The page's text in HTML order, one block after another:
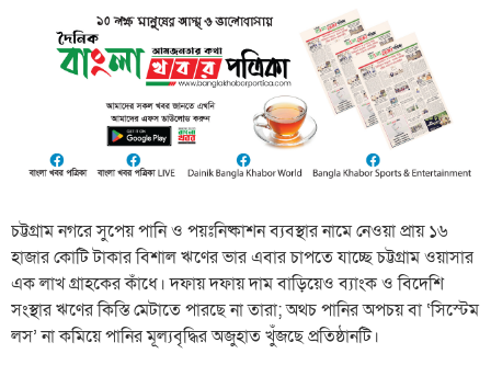
চট্টগ্রাম নগরে সুপেয় পানি ও পয়ঃনিষ্কাশন ব্যবস্থার নামে নেওয়া প্রায় ১৬
হাজার কোটি টাকার বিশাল ঋণের ভার এবার চাপতে যাচ্ছে চট্টগ্রাম ওয়াসার
এক লাখ গ্রাহকের কাঁধে। দফায় দফায় দাম বাড়িয়েও ব্যাংক ও বিদেশি
সংস্থার ঋণের কিস্তি মেটাতে পারছে না তারা; অথচ পানির অপচয় বা ‘সিস্টেম
লস’ না কমিয়ে পানির মূল্যবৃদ্ধির অজুহাত খুঁজছে প্রতিষ্ঠানটি।